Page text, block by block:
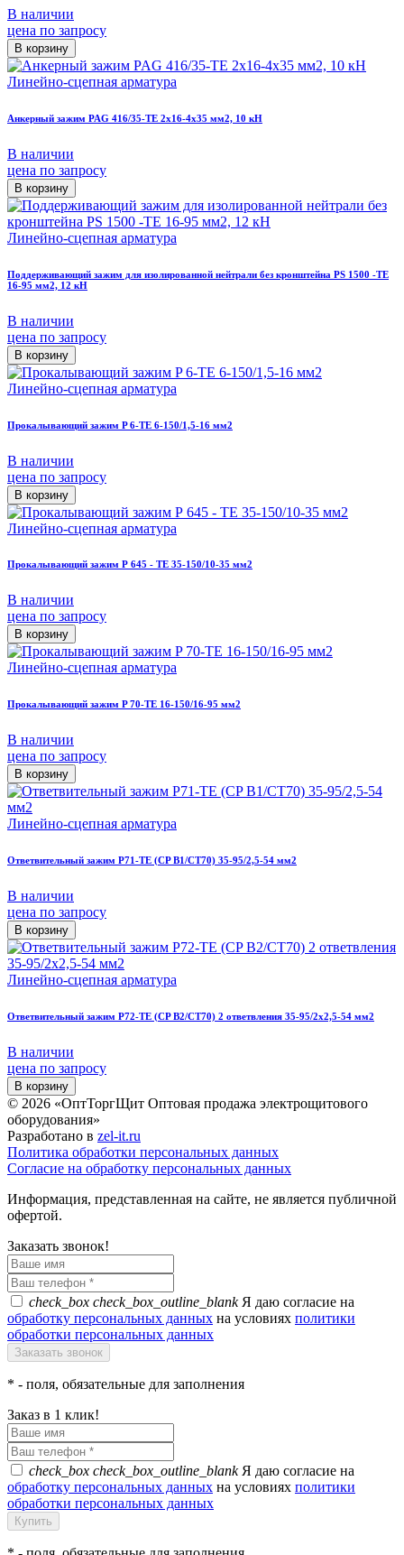
В наличии
цена по запросу
В корзину
Линейно-сцепная арматура
Анкерный зажим PAG 416/35-TE 2х16-4х35 мм2, 10 кН
В наличии
цена по запросу
В корзину
Линейно-сцепная арматура
Поддерживающий зажим для изолированной нейтрали без кронштейна PS 1500 -TE
16-95 мм2, 12 кН
В наличии
цена по запросу
В корзину
Линейно-сцепная арматура
Прокалывающий зажим P 6-ТЕ 6-150/1,5-16 мм2
В наличии
цена по запросу
В корзину
Линейно-сцепная арматура
Прокалывающий зажим Р 645 - ТЕ 35-150/10-35 мм2
В наличии
цена по запросу
В корзину
Линейно-сцепная арматура
Прокалывающий зажим P 70-TE 16-150/16-95 мм2
В наличии
цена по запросу
В корзину
Линейно-сцепная арматура
Ответвительный зажим P71-TE (CP B1/CT70) 35-95/2,5-54 мм2
В наличии
цена по запросу
В корзину
Линейно-сцепная арматура
Ответвительный зажим P72-TE (CP B2/CT70) 2 ответвления 35-95/2х2,5-54 мм2
В наличии
цена по запросу
В корзину
© 2026 «ОптТоргЩит Оптовая продажа электрощитового
оборудования»
Разработано в zel-it.ru
Политика обработки персональных данных
Согласие на обработку персональных данных
Информация, представленная на сайте, не является публичной
офертой.
Заказать звонок!
check_box check_box_outline_blankЯ даю согласие на
обработку персональных данных на условиях политики
обработки персональных данных
* - поля, обязательные для заполнения
Заказ в 1 клик!
check_box check_box_outline_blankЯ даю согласие на
обработку персональных данных на условиях политики
обработки персональных данных